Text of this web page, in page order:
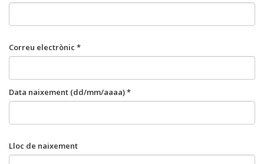
Correu electrònic *
Data naixement (dd/mm/aaaa) *
Lloc de naixement